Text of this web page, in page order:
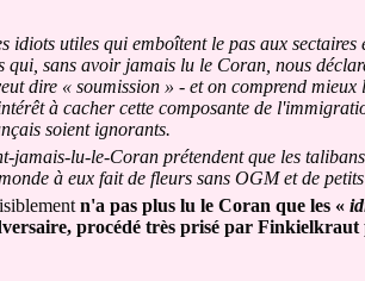
idiots utiles qui emboîtent le pas aux
qui, sans avoir jamais lu le Coran, nous
dire « soumission » - et on comprend
à cacher cette composante de
soient ignorants.
jamais-lu-le-Coran prétendent que les
à eux fait de fleurs sans OGM et de
n'a pas plus lu le Coran que les «
procédé très prisé par Finkielkraut